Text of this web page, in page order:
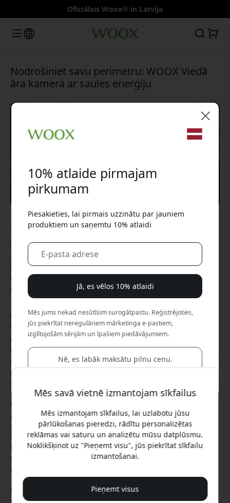
Oficiālais Woox® in Latvija
Nodrošiniet savu perimetru: WOOX Viedā
āra kamera ar saules enerģiju
Feb 18, 2024
Mājas un biroja drošībā WOOX Smart Outdoor Wireless PTZ
Camera kopā ar saules paneļu komplektu izceļas kā
inovāciju un ilgtspējas paraugs. Šis modernais drošības
risinājums piedāvā plašu funkciju klāstu, kas ļauj uzmanīgi
uzraudzīt jūsu īpašumu, nepalielinot ietekmi uz vidi.
Videi draudzīga enerģija ar saules jaudu
WOOX Smart Camera izceļas ar apņemšanos izmantot zaļo
enerģiju. Kamera ir aprīkota ar 3 W saules paneli, kas
nodrošina nepārtrauktu uzlādi, veicinot energoefektivitāti
un ilgtspēju. Tas ne tikai palīdz veidot zaļāku nākotni, bet arī
nodrošina, ka jūsu drošības sistēma vienmēr ir uzlādēta un
gatava darbam.
Uzlabotas novērošanas funkcijas
Ar 2K 3MP Full HD izvadi un PTZ vadību kamera nodrošina
asus attēlus un ļauj attālināti pielāgot skatu, lai pārredzētu
katru leņķi. Trīs inovatīvie nakts redzamības režīmi —
infrasarkanais, krāsu nakts un viedais nakts režīms —
nodrošina, ka kamera fiksē katru detaļu pat visdziļākajā
naktī.
Izturīga pret laikapstākļiem
Radīta ilgam kalpošanas laikam, WOOX Smart Camera ir
Mēs savā vietnē izmantojam sīkfailus
Mēs izmantojam sīkfailus, lai uzlabotu jūsu
pārlūkošanas pieredzi, rādītu personalizētas
reklāmas vai saturu un analizētu mūsu datplūsmu.
Noklikšķinot uz "Pieņemt visu", jūs piekrītat sīkfailu
izmantošanai.
Pieņemt visus
10% atlaide pirmajam
pirkumam
Piesakieties, lai pirmais uzzinātu par jauniem
produktiem un saņemtu 10% atlaidi
Jā, es vēlos 10% atlaidi
Mēs jums nekad nesūtīsim surogātpastu. Reģistrējoties,
jūs piekrītat neregulāriem mārketinga e-pastiem,
izglītojošām sērijām un īpašiem piedāvājumiem.
Nē, es labāk maksātu pilnu cenu.
🎉 Jūsu atlaižu kods:
Izmantojiet šo kodu, veicot pasūtījumu, lai
saņemtu 10% atlaidi.